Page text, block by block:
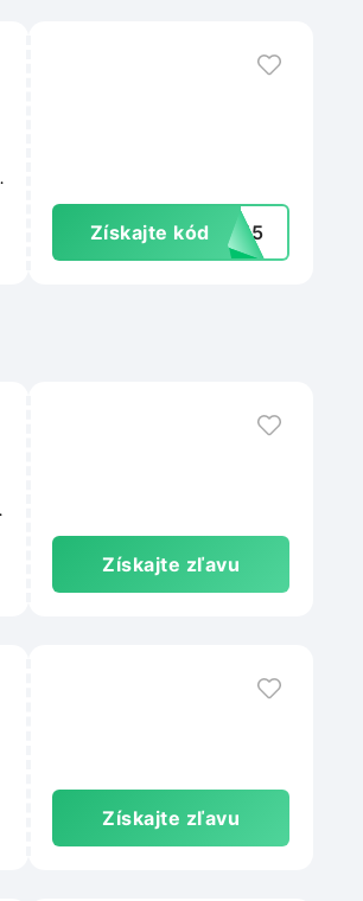
Získajte kód LE15
Získajte zľavu
Získajte zľavu